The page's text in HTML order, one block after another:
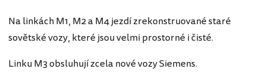
Na linkách M1, M2 a M4 jezdí zrekonstruované staré
sovětské vozy, které jsou velmi prostorné i čisté.
Linku M3 obsluhují zcela nové vozy Siemens.